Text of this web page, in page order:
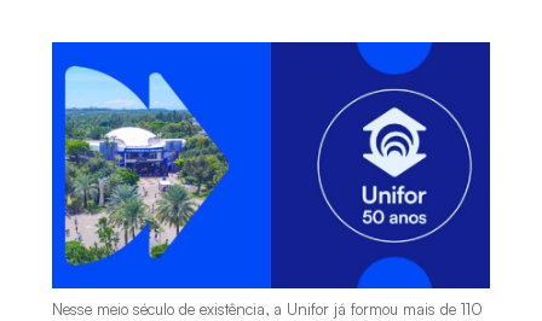
Nesse meio século de existência, a Unifor já formou mais de 110